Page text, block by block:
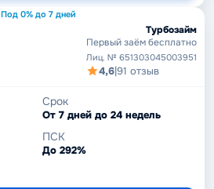
Под 0% до 7 дней
Турбозайм
Первый заём бесплатно
Лиц. № 651303045003951
4,6|91 отзыв
Срок
От 7 дней до 24 недель
ПСК
До 292%